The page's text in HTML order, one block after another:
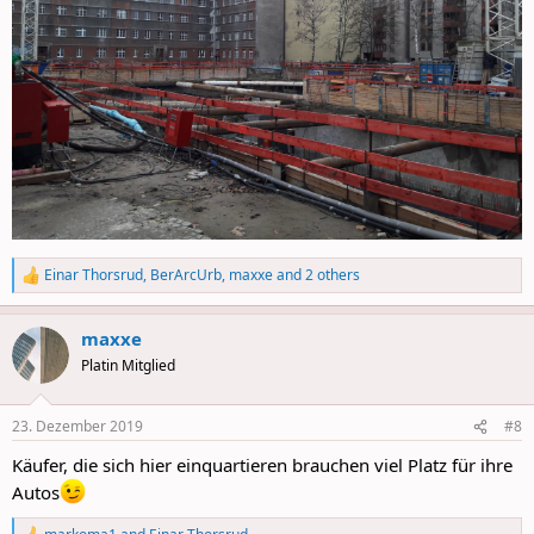
R
e
a
c
t
i
s
Einar Thorsrud, BerArcUrb, maxxeand 2 others
maxxe
Platin Mitglied
23. Dezember 2019 #8
Käufer, die sich hier einquartieren brauchen viel Platz für ihre
Autos